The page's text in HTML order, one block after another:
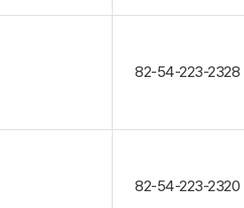
82-54-223-2328
82-54-223-2320